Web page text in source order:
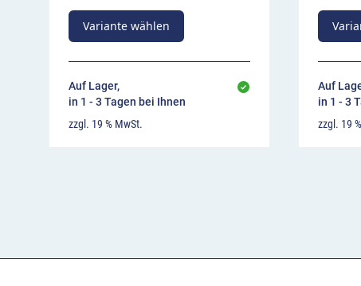
Variante wählen
Auf Lager,
in 1 - 3 Tagen bei Ihnen
zzgl. 19 % MwSt.
Auf
in 1 - 3
zzgl. 19